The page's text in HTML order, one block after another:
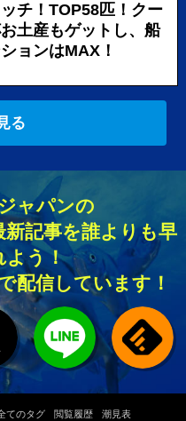
チ！TOP58匹！クー
土産もゲットし、船
ョンはMAX！
る
ャパンの
記事を誰よりも早
よう！
配信しています！
てのタグ 閲覧履歴 潮見表